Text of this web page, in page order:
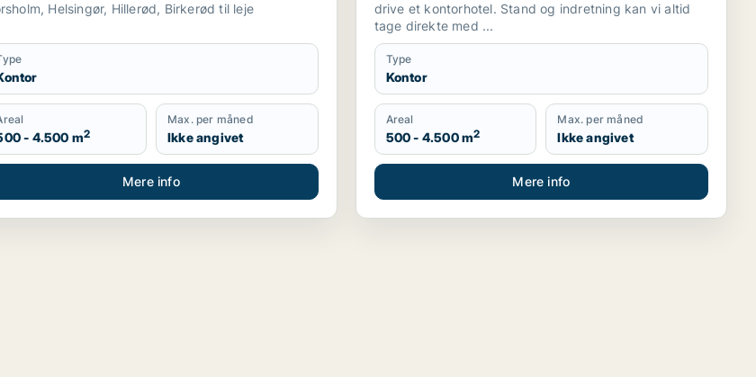
Helsingør, Hillerød, Birkerød til leje
- 4.500 m2
Max. per måned
Ikke angivet
Mere info
drive et kontorhotel. Stand og indretning kan vi altid
tage direkte med ...
Type
Kontor
Areal
500 - 4.500 m2
Max. per måned
Ikke angivet
Mere info
Vesterbro eller Frederiksberg m.fl.